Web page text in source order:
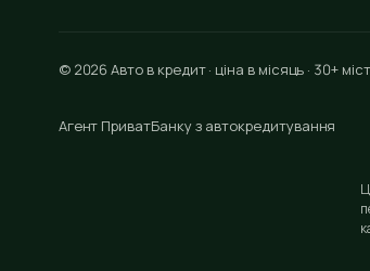
© 2026 Авто в кредит · ціна в місяць · 30+
Агент ПриватБанку з автокредитування